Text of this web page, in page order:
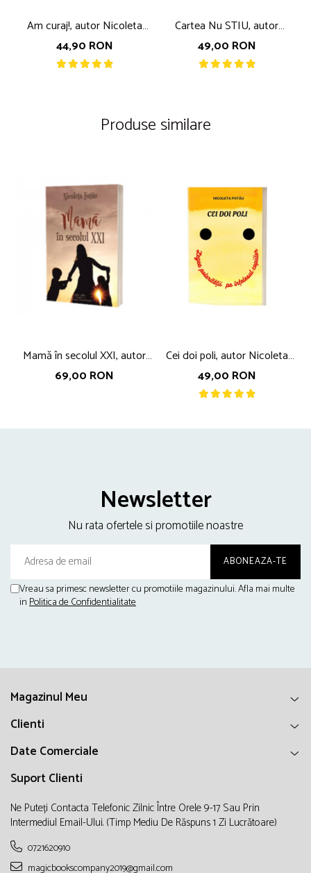
Am curaj!, autor Nicoleta
Fotau
44,90 RON
Cartea Nu STIU, autor
Nicoleta Fotau
49,00 RON
Produse similare
Mamă în secolul XXI, autor
Nicoleta Fotău
69,00 RON
Cei doi poli, autor Nicoleta
Fotau
49,00 RON
Newsletter
Nu rata ofertele si promotiile noastre
Vreau sa primesc newsletter cu promotiile magazinului. Afla mai multe
inPolitica de Confidentialitate
Magazinul Meu
Clienti
Date Comerciale
Suport Clienti
Ne Puteți Contacta Telefonic Zilnic Între Orele 9-17 Sau Prin
Intermediul Email-Ului. (timp Mediu De Răspuns 1 Zi Lucrătoare)
0721620910
magicbookscompany2019@gmail.com